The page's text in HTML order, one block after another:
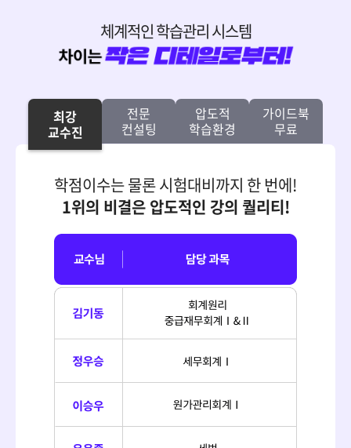
체계적인 학습관리 시스템
최강
교수진
전문
컨설팅
압도적
학습환경
가이드북
무료
학점이수는 물론 시험대비까지 한 번에!
1위의 비결은 압도적인 강의 퀄리티!